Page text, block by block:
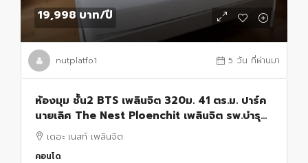
19,998 บาท/ปี
nutplatfo1 5 วัน ที่ผ่านมา
ห้องมุม ชั้น2 BTS เพลินจิต 320ม. 41 ตร.ม. ปาร์ค
นายเลิศ The Nest Ploenchit เพลินจิต รพ.บำรุง
ราษฏร์ 890ม. 1นอน 1น้ำ ลด35% คอนโด
เดอะ เนสท์ เพลินจิต
คอนโด